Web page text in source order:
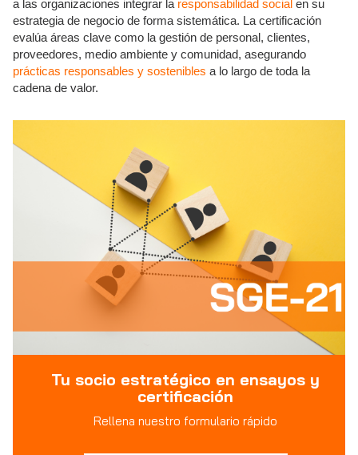
a las organizaciones integrar la responsabilidad social en su
estrategia de negocio de forma sistemática. La certificación
evalúa áreas clave como la gestión de personal, clientes,
proveedores, medio ambiente y comunidad, asegurando
prácticas responsables y sostenibles a lo largo de toda la
cadena de valor.
Tu socio estratégico en ensayos y
certificación
Rellena nuestro formulario rápido